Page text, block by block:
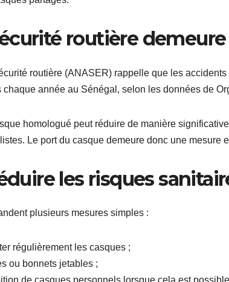
routière
routière (ANASER) rappelle que les
année au Sénégal, selon les données de
homologué peut réduire de manière
Le port du casque demeure donc une mesure
les risques
plusieurs mesures simples :
régulièrement les casques ;
ou bonnets jetables ;
de casques personnels lorsque cela est